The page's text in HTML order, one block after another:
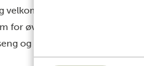
med koselige telt
for øvrig har minimal
og ballongturer har du flere